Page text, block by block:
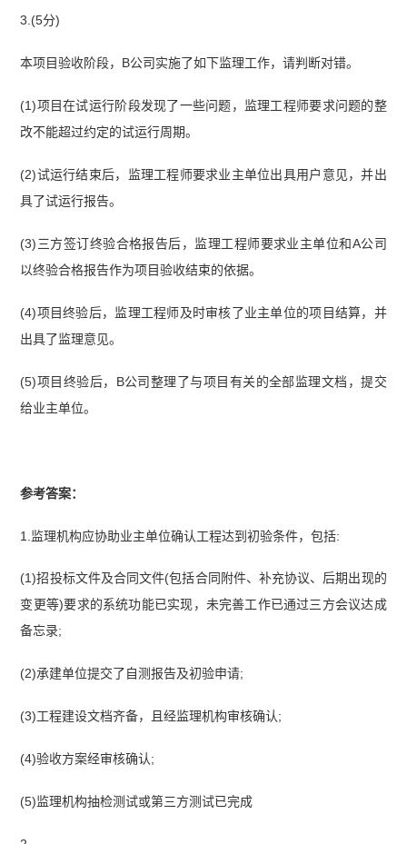
3.(5分)
本项目验收阶段，B公司实施了如下监理工作，请判断对错。
(1)项目在试运行阶段发现了一些问题，监理工程师要求问题的整
改不能超过约定的试运行周期。
(2)试运行结束后，监理工程师要求业主单位出具用户意见，并出
具了试运行报告。
(3)三方签订终验合格报告后，监理工程师要求业主单位和A公司
以终验合格报告作为项目验收结束的依据。
(4)项目终验后，监理工程师及时审核了业主单位的项目结算，并
出具了监理意见。
(5)项目终验后，B公司整理了与项目有关的全部监理文档，提交
给业主单位。
参考答案：
1.监理机构应协助业主单位确认工程达到初验条件，包括:
(1)招投标文件及合同文件(包括合同附件、补充协议、后期出现的
变更等)要求的系统功能已实现，未完善工作已通过三方会议达成
备忘录;
(2)承建单位提交了自测报告及初验申请;
(3)工程建设文档齐备，且经监理机构审核确认;
(4)验收方案经审核确认;
(5)监理机构抽检测试或第三方测试已完成